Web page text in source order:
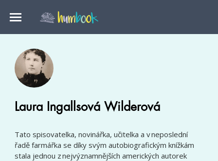
Laura Ingallsová Wilderová
Tato spisovatelka, novinářka, učitelka a v neposlední
řadě farmářka se díky svým autobiografickým knížkám
stala jednou z nejvýznamnějších amerických autorek